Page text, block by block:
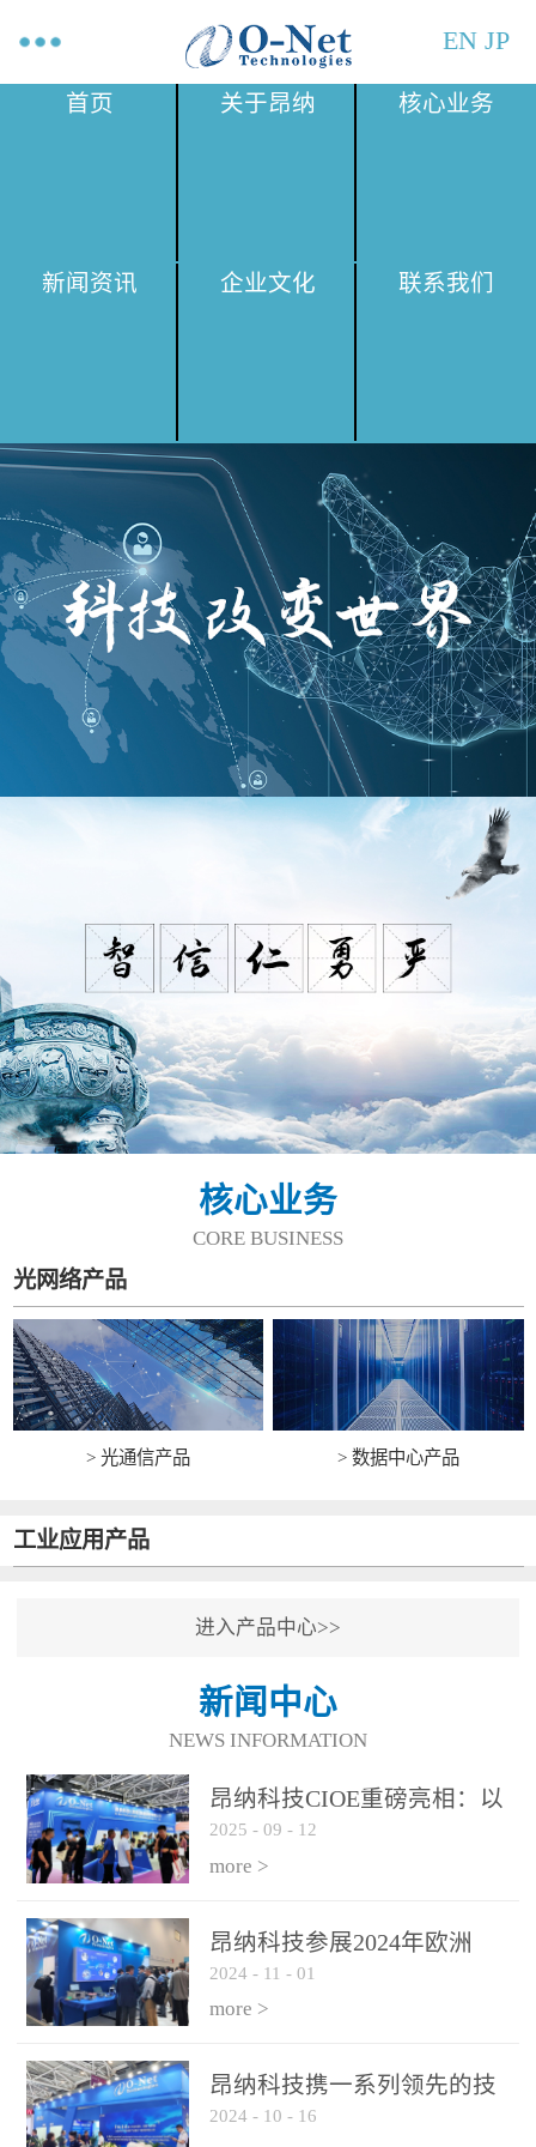
EN JP
首页 关于昂纳 核心业务
新闻资讯 企业文化 联系我们
核心业务
CORE BUSINESS
光网络产品
> 光通信产品 > 数据中心产品
工业应用产品
进入产品中心>>
新闻中心
NEWS INFORMATION
昂纳科技CIOE重磅亮相：以
光通信创新引擎，驱动AI与
算力互联新时代
2025 - 09 - 12
more >
昂纳科技参展2024年欧洲
ECOC展会
2024 - 11 - 01
more >
昂纳科技携一系列领先的技
术平台和优秀产品参展2024
2024 - 10 - 16